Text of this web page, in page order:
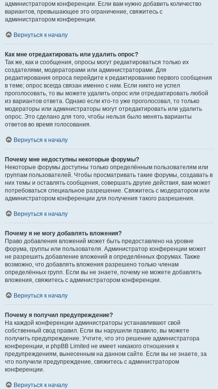
администратором конференции. Если вам нужно добавить количество
вариантов, превышающее это ограничение, свяжитесь с
администратором конференции.
Вернуться к началу
Как мне отредактировать или удалить опрос?
Так же, как и сообщения, опросы могут редактироваться только их
создателями, модераторами или администраторами. Для
редактирования опроса перейдите к редактированию первого сообщения
в теме; опрос всегда связан именно с ним. Если никто не успел
проголосовать, то вы можете удалить опрос или отредактировать любой
из вариантов ответа. Однако если кто-то уже проголосовал, то только
модераторы или администраторы могут отредактировать или удалить
опрос. Это сделано для того, чтобы нельзя было менять варианты
ответов во время голосования.
Вернуться к началу
Почему мне недоступны некоторые форумы?
Некоторые форумы доступны только определённым пользователям или
группам пользователей. Чтобы просматривать такие форумы, создавать в
них темы и оставлять сообщения, совершать другие действия, вам может
потребоваться специальное разрешение. Свяжитесь с модератором или
администратором конференции для получения такого разрешения.
Вернуться к началу
Почему я не могу добавлять вложения?
Право добавления вложений может быть предоставлено на уровне
форума, группы или пользователя. Администратор конференции может
не разрешить добавление вложений в определённых форумах. Также
возможно, что добавлять вложения разрешено только членам
определённых групп. Если вы не знаете, почему не можете добавлять
вложения, свяжитесь с администратором конференции.
Вернуться к началу
Почему я получил предупреждение?
На каждой конференции администраторы устанавливают свой
собственный свод правил. Если вы нарушили правило, вы можете
получить предупреждение. Учтите, что это решение администратора
конференции, и phpBB Limited не имеет никакого отношения к
предупреждениям, вынесенным на данном сайте. Если вы не знаете, за
что получили предупреждение, свяжитесь с администратором
конференции.
Вернуться к началу